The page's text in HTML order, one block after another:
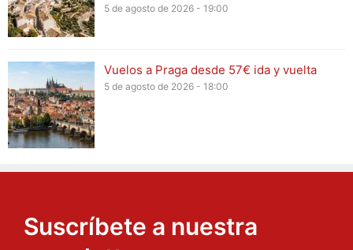
5 de agosto de 2026 - 19:00
Vuelos a Praga desde 57€ ida y vuelta
5 de agosto de 2026 - 18:00
Suscríbete a nuestra